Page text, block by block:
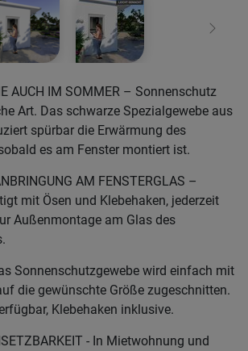
Weiter
AUCH IM SOMMER – Sonnenschutz
Art. Das schwarze Spezialgewebe aus
spürbar die Erwärmung des
es am Fenster montiert ist.
AM FENSTERGLAS –
mit Ösen und Klebehaken, jederzeit
Außenmontage am Glas des
Sonnenschutzgewebe wird einfach mit
die gewünschte Größe zugeschnitten.
Klebehaken inklusive.
- In Mietwohnung und